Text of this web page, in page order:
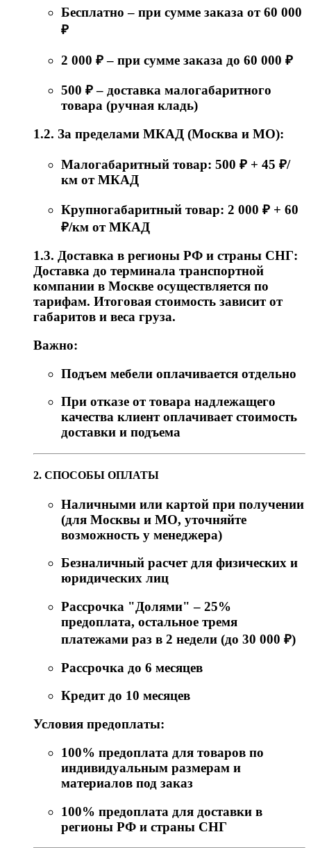
Бесплатно – при сумме заказа от 60 000
₽
2 000 ₽ – при сумме заказа до 60 000 ₽
500 ₽ – доставка малогабаритного
товара (ручная кладь)
1.2. За пределами МКАД (Москва и МО):
Малогабаритный товар: 500 ₽ + 45 ₽/
км от МКАД
Крупногабаритный товар: 2 000 ₽ + 60
₽/км от МКАД
1.3. Доставка в регионы РФ и страны СНГ:
Доставка до терминала транспортной
компании в Москве осуществляется по
тарифам. Итоговая стоимость зависит от
габаритов и веса груза.
Важно:
Подъем мебели оплачивается отдельно
При отказе от товара надлежащего
качества клиент оплачивает стоимость
доставки и подъема
2. СПОСОБЫ ОПЛАТЫ
Наличными или картой при получении
(для Москвы и МО, уточняйте
возможность у менеджера)
Безналичный расчет для физических и
юридических лиц
Рассрочка "Долями" – 25%
предоплата, остальное тремя
платежами раз в 2 недели (до 30 000 ₽)
Рассрочка до 6 месяцев
Кредит до 10 месяцев
Условия предоплаты:
100% предоплата для товаров по
индивидуальным размерам и
материалов под заказ
100% предоплата для доставки в
регионы РФ и страны СНГ